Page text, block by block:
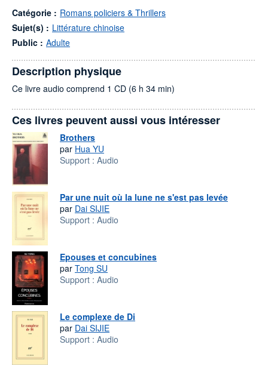
Catégorie : Romans policiers & Thrillers
Sujet(s) : Littérature chinoise
Public : Adulte
Description physique
Ce livre audio comprend 1 CD (6 h 34 min)
Ces livres peuvent aussi vous intéresser
Brothers
par Hua YU
Support : Audio
Par une nuit où la lune ne s'est pas levée
par Dai SIJIE
Support : Audio
Epouses et concubines
par Tong SU
Support : Audio
Le complexe de Di
par Dai SIJIE
Support : Audio